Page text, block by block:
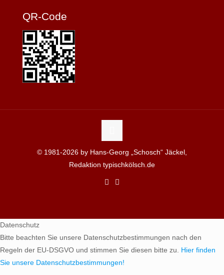
QR-Code
© 1981-2026 by Hans-Georg „Schosch“ Jäckel,
Redaktion typischkölsch.de
Datenschutz
Bitte beachten Sie unsere Datenschutzbestimmungen nach den
Regeln der EU-DSGVO und stimmen Sie diesen bitte zu. Hier finden
Sie unsere Datenschutzbestimmungen!